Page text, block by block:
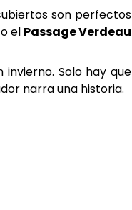
son perfectos
o el Passage Verdeau
Solo hay que
narra una historia.